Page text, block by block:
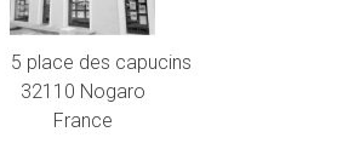
5 place des capucins
32110 Nogaro
France